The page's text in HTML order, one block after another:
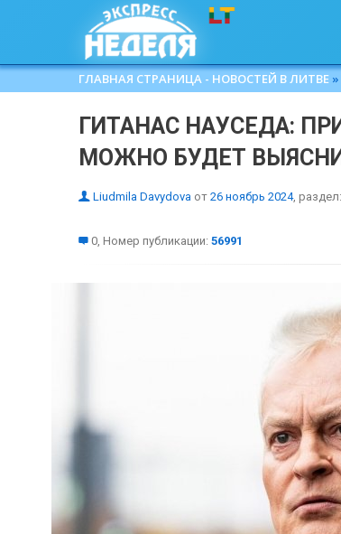
ГЛАВНАЯ СТРАНИЦА - НОВОСТЕЙ В ЛИТВЕ »
ГИТАНАС НАУСЕДА:
МОЖНО БУДЕТ
Liudmila Davydova от 26 ноябрь 2024, раздел:
0, Номер публикации: 56991